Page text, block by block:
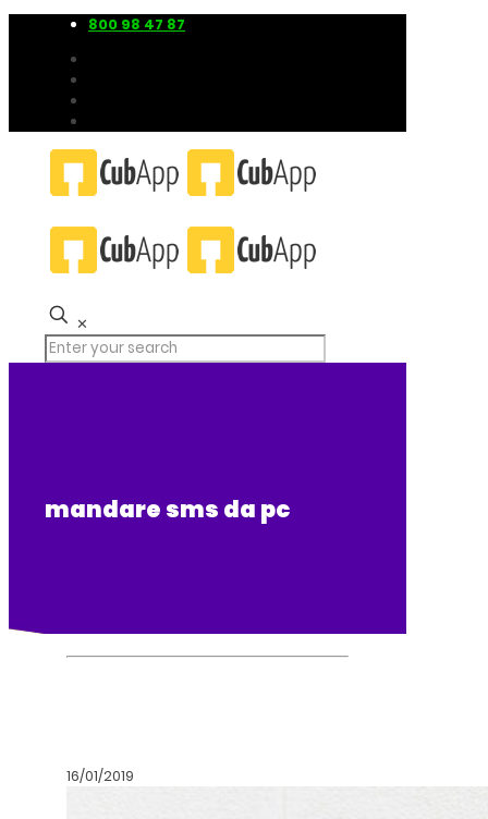
800 98 47 87
✕
mandare sms da pc
16/01/2019